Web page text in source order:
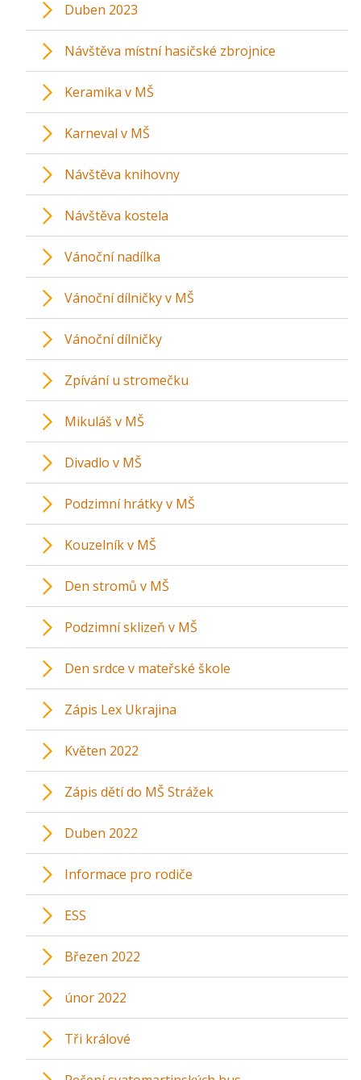
Duben 2023
Návštěva místní hasičské zbrojnice
Keramika v MŠ
Karneval v MŠ
Návštěva knihovny
Návštěva kostela
Vánoční nadílka
Vánoční dílničky v MŠ
Vánoční dílničky
Zpívání u stromečku
Mikuláš v MŠ
Divadlo v MŠ
Podzimní hrátky v MŠ
Kouzelník v MŠ
Den stromů v MŠ
Podzimní sklizeň v MŠ
Den srdce v mateřské škole
Zápis Lex Ukrajina
Květen 2022
Zápis dětí do MŠ Strážek
Duben 2022
Informace pro rodiče
ESS
Březen 2022
únor 2022
Tři králové